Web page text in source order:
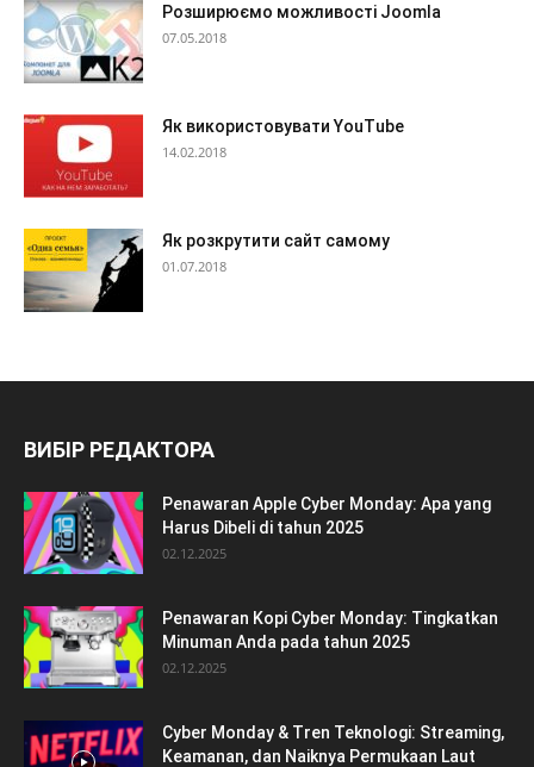
Розширюємо можливості Joomla
07.05.2018
Як використовувати YouTube
14.02.2018
Як розкрутити сайт самому
01.07.2018
ВИБІР РЕДАКТОРА
Penawaran Apple Cyber Monday: Apa yang
Harus Dibeli di tahun 2025
02.12.2025
Penawaran Kopi Cyber Monday: Tingkatkan
Minuman Anda pada tahun 2025
02.12.2025
Cyber Monday & Tren Teknologi: Streaming,
Keamanan, dan Naiknya Permukaan Laut